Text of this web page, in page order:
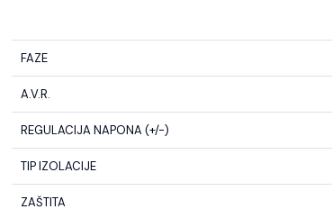
FAZE
A.V.R.
REGULACIJA NAPONA (+/-)
TIP IZOLACIJE
ZAŠTITA